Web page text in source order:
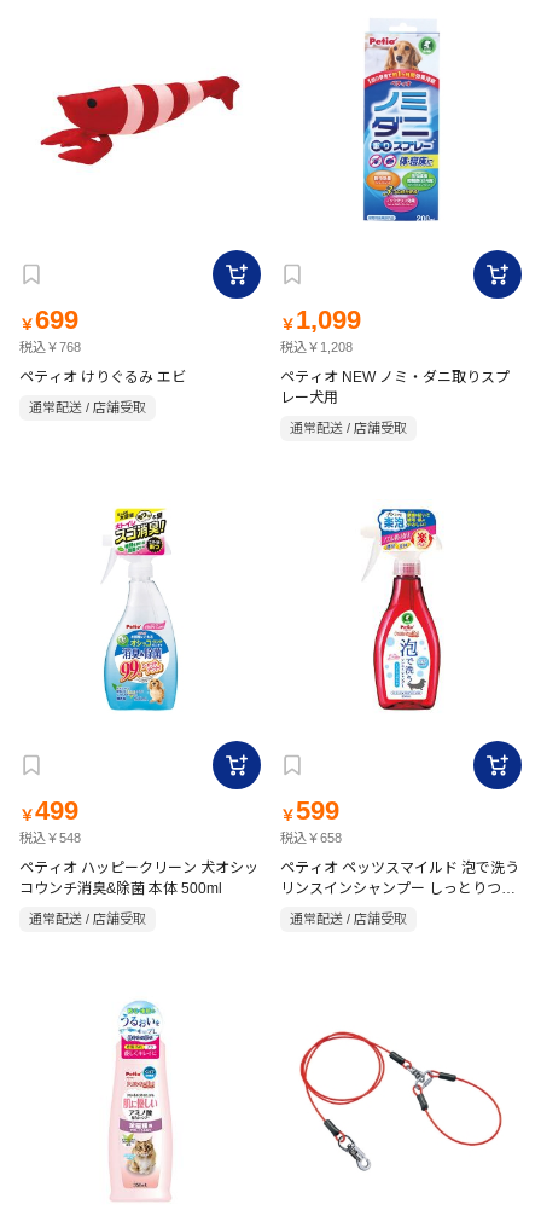
￥699
税込￥768
ペティオ けりぐるみ エビ
通常配送 / 店舗受取
￥ 1,099
税込￥1,208
ペティオ NEW ノミ・ダニ取りスプ
レー犬用
通常配送 / 店舗受取
￥499
税込￥548
ペティオ ハッピークリーン 犬オシッ
コウンチ消臭&除菌 本体 500ml
通常配送 / 店舗受取
￥599
税込￥658
ペティオ ペッツスマイルド 泡で洗う
リンスインシャンプー しっとりつや
やか 全犬種用 350ml
通常配送 / 店舗受取